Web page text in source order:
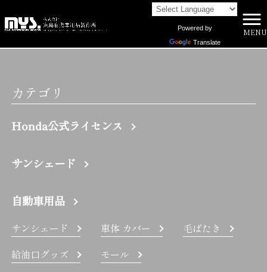
Powered by
Translate
MENU
BX | 株式会社向島自動車用品製作所
カテゴリ
Honda公式ライセンス
サンシェード
自動車用品
サンシェード 車体 カバー
毛ばたき
給油口グッズ
モール